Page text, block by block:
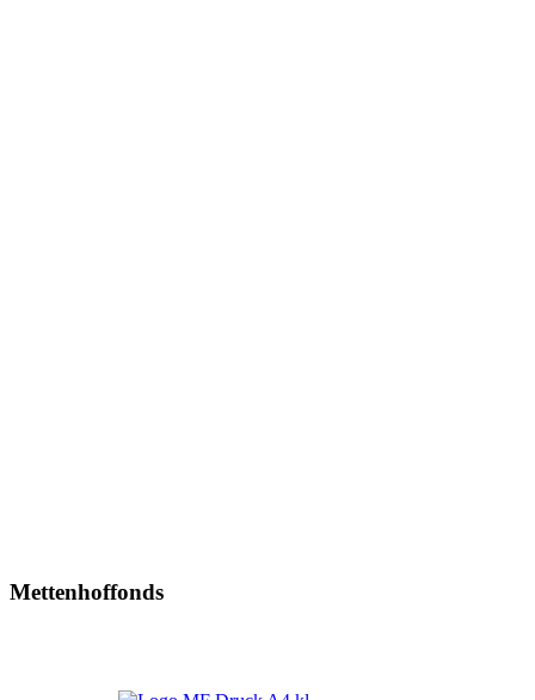
Mettenhoffonds